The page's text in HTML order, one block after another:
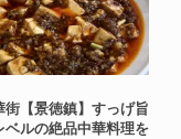
街【景徳鎮】すっげ旨
ベルの絶品中華料理を